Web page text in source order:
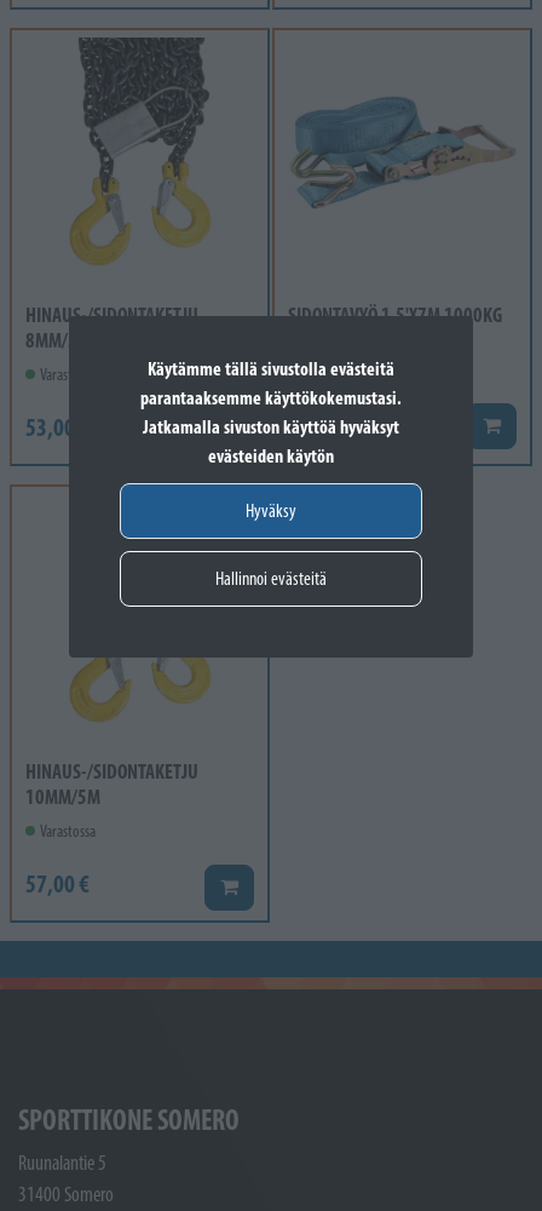
Käytämme tällä sivustolla evästeitä
parantaaksemme käyttökokemustasi.
Jatkamalla sivuston käyttöä hyväksyt
evästeiden käytön
Hyväksy
Hallinnoi evästeitä
HINAUS-/SIDONTAKETJU
8MM/5M
Varastossa
53,00 € Lisää koriin
SIDONTAVYÖ 1,5'X7M 1000KG
Varastossa
12,90 € Lisää
HINAUS-/SIDONTAKETJU
10MM/5M
Varastossa
57,00 € Lisää koriin
SPORTTIKONE SOMERO
Ruunalantie 5
31400 Somero